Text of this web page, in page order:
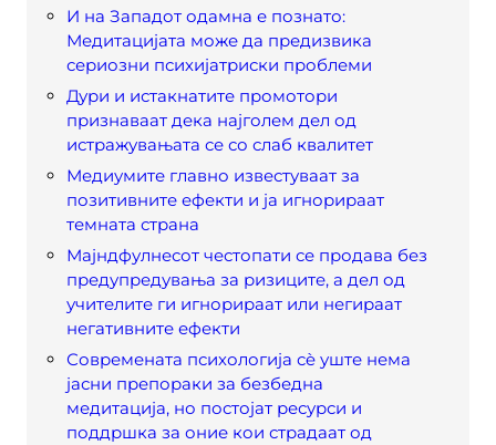
И на Западот одамна е познато:
Медитацијата може да предизвика
сериозни психијатриски проблеми
Дури и истакнатите промотори
признаваат дека најголем дел од
истражувањата се со слаб квалитет
Медиумите главно известуваат за
позитивните ефекти и ја игнорираат
темната страна
Мајндфулнесот честопати се продава без
предупредувања за ризиците, а дел од
учителите ги игнорираат или негираат
негативните ефекти
Современата психологија сè уште нема
јасни препораки за безбедна
медитација, но постојат ресурси и
поддршка за оние кои страдаат од